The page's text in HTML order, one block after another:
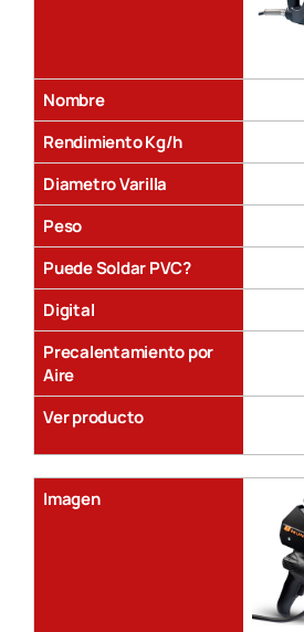
Nombre
Rendimiento Kg/h
Diametro Varilla
Peso
Puede Soldar PVC?
Digital
Precalentamiento por
Aire
Ver producto
Imagen